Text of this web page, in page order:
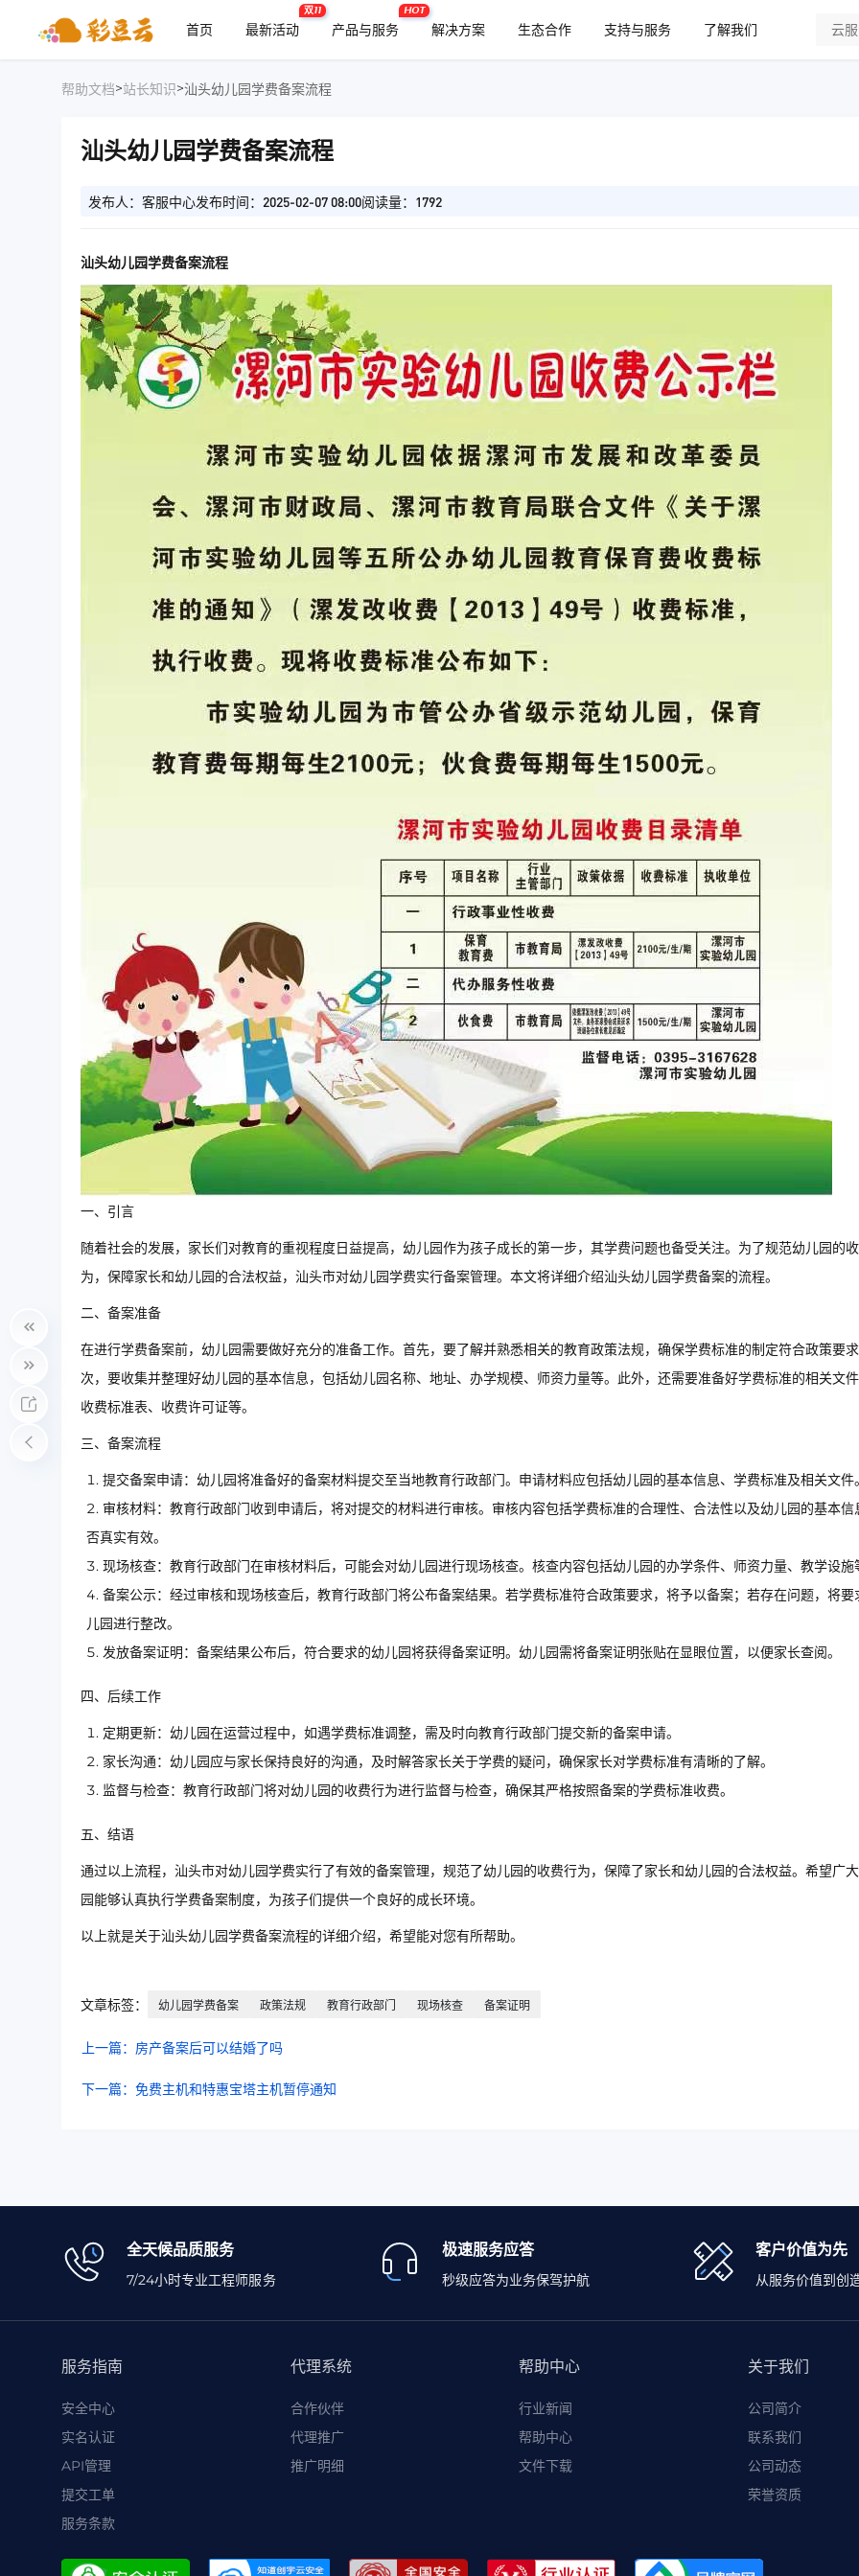
首页 最新活动
双11
产品与服务
HOT
解决方案 生态合作 支持与服务 了解我们
帮助文档>站长知识>汕头幼儿园学费备案流程
汕头幼儿园学费备案流程
发布人：客服中心发布时间：2025-02-07 08:00阅读量：1792
汕头幼儿园学费备案流程
一、引言
随着社会的发展，家长们对教育的重视程度日益提高，幼儿园作为孩子成长的第一步，其学费问题也备受关注。为了规范幼儿园的
为，保障家长和幼儿园的合法权益，汕头市对幼儿园学费实行备案管理。本文将详细介绍汕头幼儿园学费备案的流程。
二、备案准备
在进行学费备案前，幼儿园需要做好充分的准备工作。首先，要了解并熟悉相关的教育政策法规，确保学费标准的制定符合政策要
次，要收集并整理好幼儿园的基本信息，包括幼儿园名称、地址、办学规模、师资力量等。此外，还需要准备好学费标准的相关文
收费标准表、收费许可证等。
三、备案流程
提交备案申请：幼儿园将准备好的备案材料提交至当地教育行政部门。申请材料应包括幼儿园的基本信息、学费标准及相关文件
审核材料：教育行政部门收到申请后，将对提交的材料进行审核。审核内容包括学费标准的合理性、合法性以及幼儿园的基本信
否真实有效。
现场核查：教育行政部门在审核材料后，可能会对幼儿园进行现场核查。核查内容包括幼儿园的办学条件、师资力量、教学设施
备案公示：经过审核和现场核查后，教育行政部门将公布备案结果。若学费标准符合政策要求，将予以备案；若存在问题，将要
儿园进行整改。
发放备案证明：备案结果公布后，符合要求的幼儿园将获得备案证明。幼儿园需将备案证明张贴在显眼位置，以便家长查阅。
四、后续工作
定期更新：幼儿园在运营过程中，如遇学费标准调整，需及时向教育行政部门提交新的备案申请。
家长沟通：幼儿园应与家长保持良好的沟通，及时解答家长关于学费的疑问，确保家长对学费标准有清晰的了解。
监督与检查：教育行政部门将对幼儿园的收费行为进行监督与检查，确保其严格按照备案的学费标准收费。
五、结语
通过以上流程，汕头市对幼儿园学费实行了有效的备案管理，规范了幼儿园的收费行为，保障了家长和幼儿园的合法权益。希望广
园能够认真执行学费备案制度，为孩子们提供一个良好的成长环境。
以上就是关于汕头幼儿园学费备案流程的详细介绍，希望能对您有所帮助。
文章标签： 幼儿园学费备案 政策法规 教育行政部门 现场核查 备案证明
上一篇：房产备案后可以结婚了吗
下一篇：免费主机和特惠宝塔主机暂停通知
全天候品质服务
7/24小时专业工程师服务
极速服务应答
秒级应答为业务保驾护航
客户价值为先
从服务价值到创
服务指南
安全中心
实名认证
API管理
提交工单
服务条款
代理系统
合作伙伴
代理推广
推广明细
帮助中心
行业新闻
帮助中心
文件下载
关于我们
公司简介
联系我们
公司动态
荣誉资质